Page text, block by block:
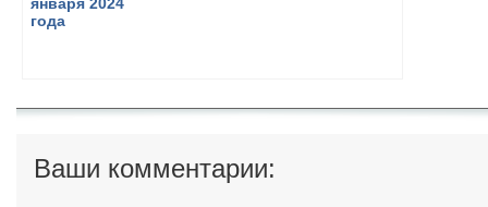
Ваши комментарии: